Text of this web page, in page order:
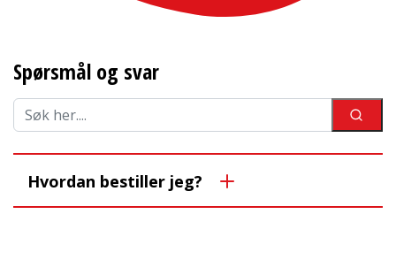
Spørsmål og svar
Hvordan bestiller jeg?